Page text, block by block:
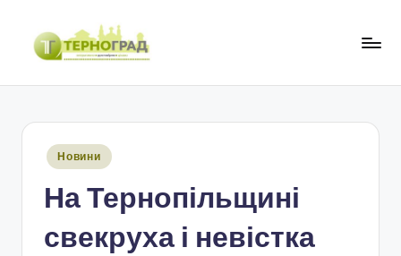
Перейти
Опубліковано
Новини
На Тернопільщині
свекруха і невістка